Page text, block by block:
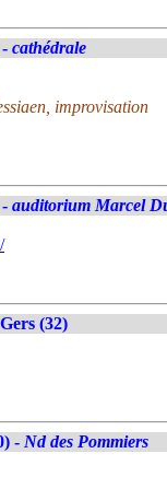
cathédrale
improvisation
auditorium Marcel
(32)
- Nd des Pommiers